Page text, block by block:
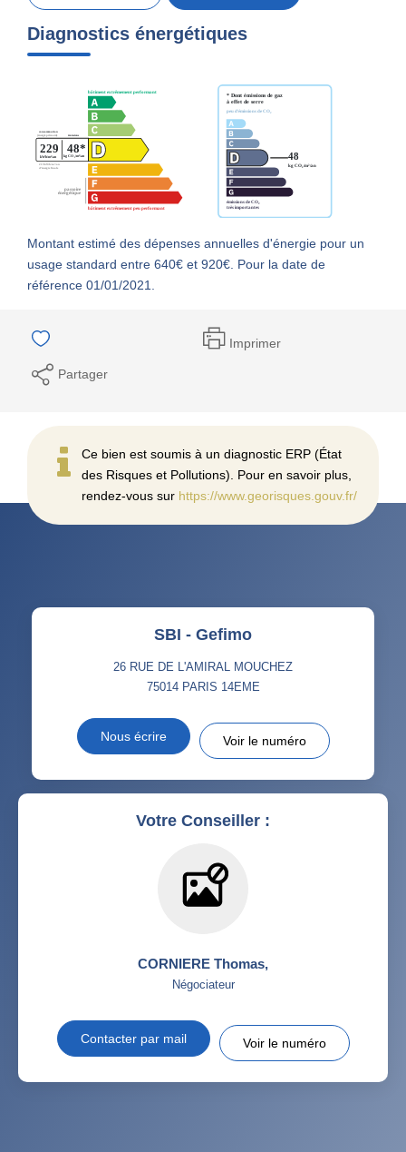
Diagnostics énergétiques
Montant estimé des dépenses annuelles d'énergie pour un
usage standard entre 640€ et 920€. Pour la date de
référence 01/01/2021.
Imprimer
Partager
Ce bien est soumis à un diagnostic ERP (État
des Risques et Pollutions). Pour en savoir plus,
rendez-vous sur https://www.georisques.gouv.fr/
SBI - Gefimo
26 RUE DE L'AMIRAL MOUCHEZ
75014 PARIS 14EME
Nous écrire Voir le numéro
Votre Conseiller :
CORNIERE Thomas,
Négociateur
Contacter par mail Voir le numéro